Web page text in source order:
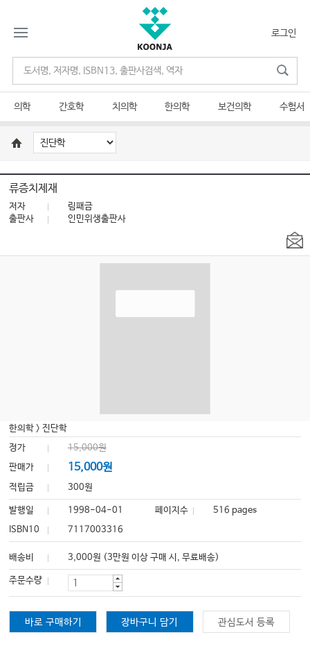
로그인
의학 간호학 치의학 한의학 보건의학 수험서
류증치제재
저자
림패금
출판사
인민위생출판사
한의학 >진단학
정가
15,000원
판매가
15,000원
적립금 300원
발행일 1998-04-01 페이지수
516 pages
ISBN10
7117003316
배송비 3,000원 (3만원 이상 구매 시, 무료배송)
주문수량
바로 구매하기 장바구니 담기 관심도서 등록